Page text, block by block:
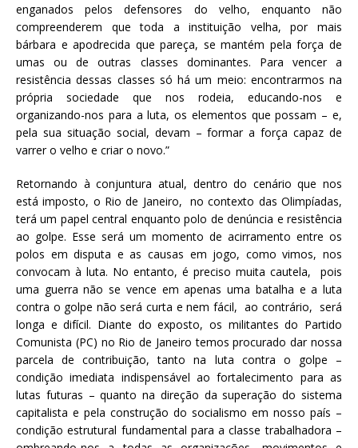
enganados pelos defensores do velho, enquanto não
compreenderem que toda a instituição velha, por mais
bárbara e apodrecida que pareça, se mantém pela força de
umas ou de outras classes dominantes. Para vencer a
resistência dessas classes só há um meio: encontrarmos na
própria sociedade que nos rodeia, educando-nos e
organizando-nos para a luta, os elementos que possam – e,
pela sua situação social, devam – formar a força capaz de
varrer o velho e criar o novo.”
Retornando à conjuntura atual, dentro do cenário que nos
está imposto, o Rio de Janeiro, no contexto das Olimpíadas,
terá um papel central enquanto polo de denúncia e resistência
ao golpe. Esse será um momento de acirramento entre os
polos em disputa e as causas em jogo, como vimos, nos
convocam à luta. No entanto, é preciso muita cautela, pois
uma guerra não se vence em apenas uma batalha e a luta
contra o golpe não será curta e nem fácil, ao contrário, será
longa e difícil. Diante do exposto, os militantes do Partido
Comunista (PC) no Rio de Janeiro temos procurado dar nossa
parcela de contribuição, tanto na luta contra o golpe –
condição imediata indispensável ao fortalecimento para as
lutas futuras – quanto na direção da superação do sistema
capitalista e pela construção do socialismo em nosso país –
condição estrutural fundamental para a classe trabalhadora –